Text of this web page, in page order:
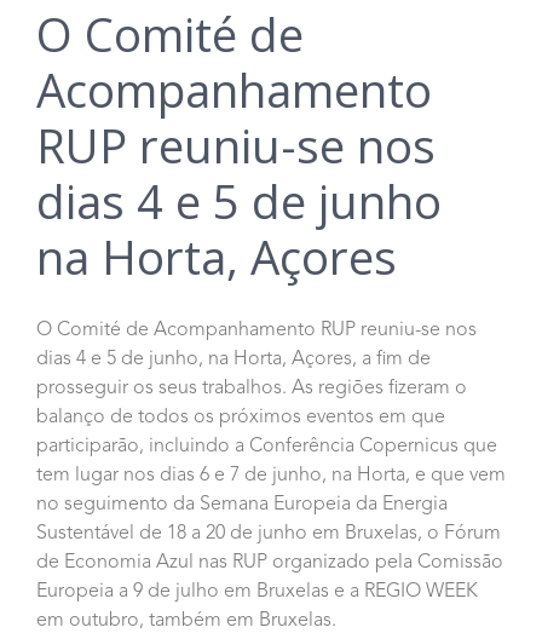
O Comité de
Acompanhamento
RUP reuniu-se nos
dias 4 e 5 de junho
na Horta, Açores
O Comité de Acompanhamento RUP reuniu-se nos
dias 4 e 5 de junho, na Horta, Açores, a fim de
prosseguir os seus trabalhos. As regiões fizeram o
balanço de todos os próximos eventos em que
participarão, incluindo a Conferência Copernicus que
tem lugar nos dias 6 e 7 de junho, na Horta, e que vem
no seguimento da Semana Europeia da Energia
Sustentável de 18 a 20 de junho em Bruxelas, o Fórum
de Economia Azul nas RUP organizado pela Comissão
Europeia a 9 de julho em Bruxelas e a REGIO WEEK
em outubro, também em Bruxelas.